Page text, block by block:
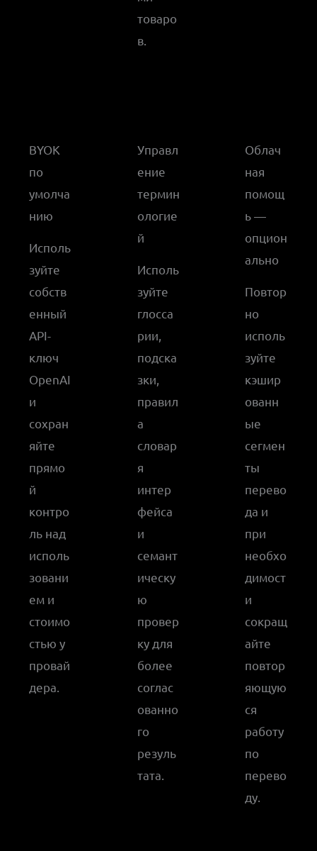
товаро
в.
BYOK
по
умолча
нию
Исполь
зуйте
собств
енный
API-
ключ
OpenAI
и
сохран
яйте
прямо
й
контро
ль над
исполь
зовани
ем и
стоимо
стью у
провай
дера.
Управл
ение
термин
ологие
й
Исполь
зуйте
глосса
рии,
подска
зки,
правил
а
словар
я
интер
фейса
и
семант
ическу
ю
провер
ку для
более
соглас
ованно
го
резуль
тата.
Облач
ная
помощ
ь —
опцион
ально
Повтор
но
исполь
зуйте
кэшир
ованн
ые
сегмен
ты
перево
да и
при
необхо
димост
и
сокращ
айте
повтор
яющую
ся
работу
по
перево
ду.